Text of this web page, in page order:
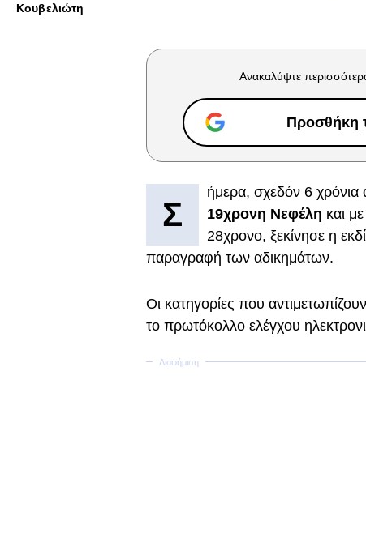
Κουβελιώτη
Ανακαλύψτε
Προσθήκη
Σ
ήμερα, σχεδόν 6 χρόνια
19χρονη Νεφέλη και
28χρονο, ξεκίνησε η
παραγραφή των αδικημάτων.
Οι κατηγορίες που
το πρωτόκολλο ελέγχου